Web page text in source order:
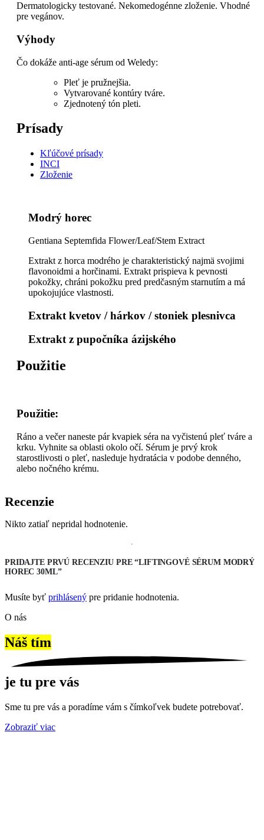
Dermatologicky testované. Nekomedogénne zloženie. Vhodné
pre vegánov.
Výhody
Čo dokáže anti-age sérum od Weledy:
Pleť je pružnejšia.
Vytvarované kontúry tváre.
Zjednotený tón pleti.
Prísady
Kľúčové prísady
INCI
Zloženie
Modrý horec
Gentiana Septemfida Flower/Leaf/Stem Extract
Extrakt z horca modrého je charakteristický najmä svojimi
flavonoidmi a horčinami. Extrakt prispieva k pevnosti
pokožky, chráni pokožku pred predčasným starnutím a má
upokojujúce vlastnosti.
Extrakt kvetov / hárkov / stoniek plesnivca
Extrakt z pupočníka ázijského
Použitie
Použitie:
Ráno a večer naneste pár kvapiek séra na vyčistenú pleť tváre a
krku. Vyhnite sa oblasti okolo očí. Sérum je prvý krok
starostlivosti o pleť, nasleduje hydratácia v podobe denného,
alebo nočného krému.
Recenzie
Nikto zatiaľ nepridal hodnotenie.
PRIDAJTE PRVÚ RECENZIU PRE “LIFTINGOVÉ SÉRUM MODRÝ
HOREC 30ML”
Musíte byť prihlásený pre pridanie hodnotenia.
O nás
Náš tím
je tu pre vás
Sme tu pre vás a poradíme vám s čímkoľvek budete potrebovať.
Zobraziť viac